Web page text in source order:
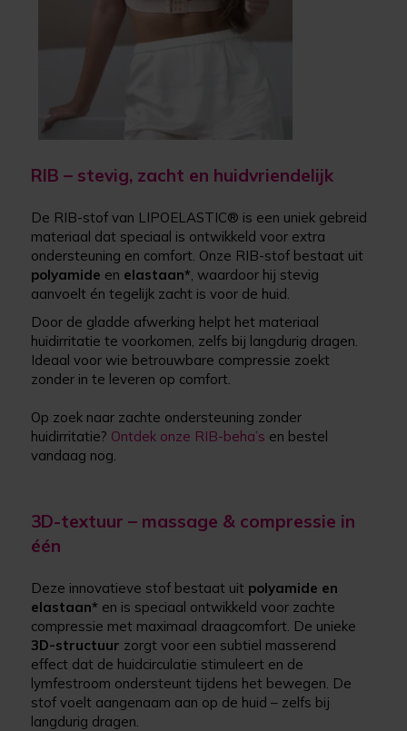
RIB – stevig, zacht en huidvriendelijk
De RIB-stof van LIPOELASTIC® is een uniek gebreid
materiaal dat speciaal is ontwikkeld voor extra
ondersteuning en comfort. Onze RIB-stof bestaat uit
polyamide en elastaan* , waardoor hij stevig
aanvoelt én tegelijk zacht is voor de huid.
Door de gladde afwerking helpt het materiaal
huidirritatie te voorkomen, zelfs bij langdurig dragen.
Ideaal voor wie betrouwbare compressie zoekt
zonder in te leveren op comfort.
Op zoek naar zachte ondersteuning zonder
huidirritatie? Ontdek onze RIB-beha’s en bestel
vandaag nog.
3D-textuur – massage & compressie in
één
Deze innovatieve stof bestaat uit polyamide en
elastaan* en is speciaal ontwikkeld voor zachte
compressie met maximaal draagcomfort. De unieke
3D-structuur zorgt voor een subtiel masserend
effect dat de huidcirculatie stimuleert en de
lymfestroom ondersteunt tijdens het bewegen. De
stof voelt aangenaam aan op de huid – zelfs bij
langdurig dragen.